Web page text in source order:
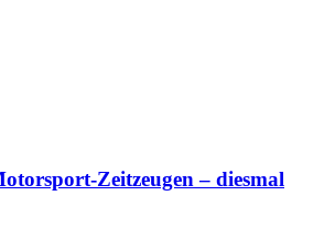
Zeitzeugen – diesmal